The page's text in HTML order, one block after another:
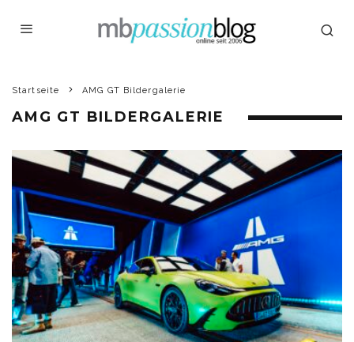
Startseite AMG GT Bildergalerie
AMG GT BILDERGALERIE